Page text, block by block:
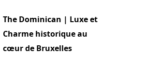
The Dominican | Luxe et
Charme historique au
cœur de Bruxelles